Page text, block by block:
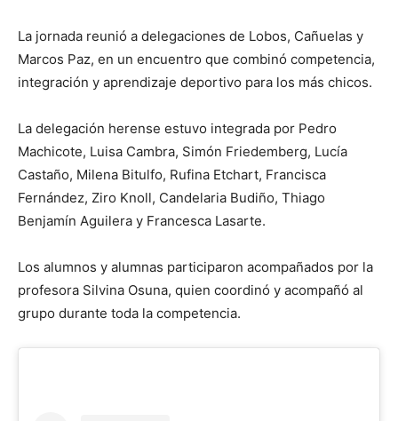
La jornada reunió a delegaciones de Lobos, Cañuelas y
Marcos Paz, en un encuentro que combinó competencia,
integración y aprendizaje deportivo para los más chicos.
La delegación herense estuvo integrada por Pedro
Machicote, Luisa Cambra, Simón Friedemberg, Lucía
Castaño, Milena Bitulfo, Rufina Etchart, Francisca
Fernández, Ziro Knoll, Candelaria Budiño, Thiago
Benjamín Aguilera y Francesca Lasarte.
Los alumnos y alumnas participaron acompañados por la
profesora Silvina Osuna, quien coordinó y acompañó al
grupo durante toda la competencia.